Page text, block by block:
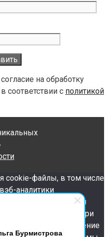
Бурмистрова
на обработку
соответствии с политикой
cookie-файлы, в том числе
аналитики
"ПРИНИМАЮ", вы
данных при
адрес, местоположение